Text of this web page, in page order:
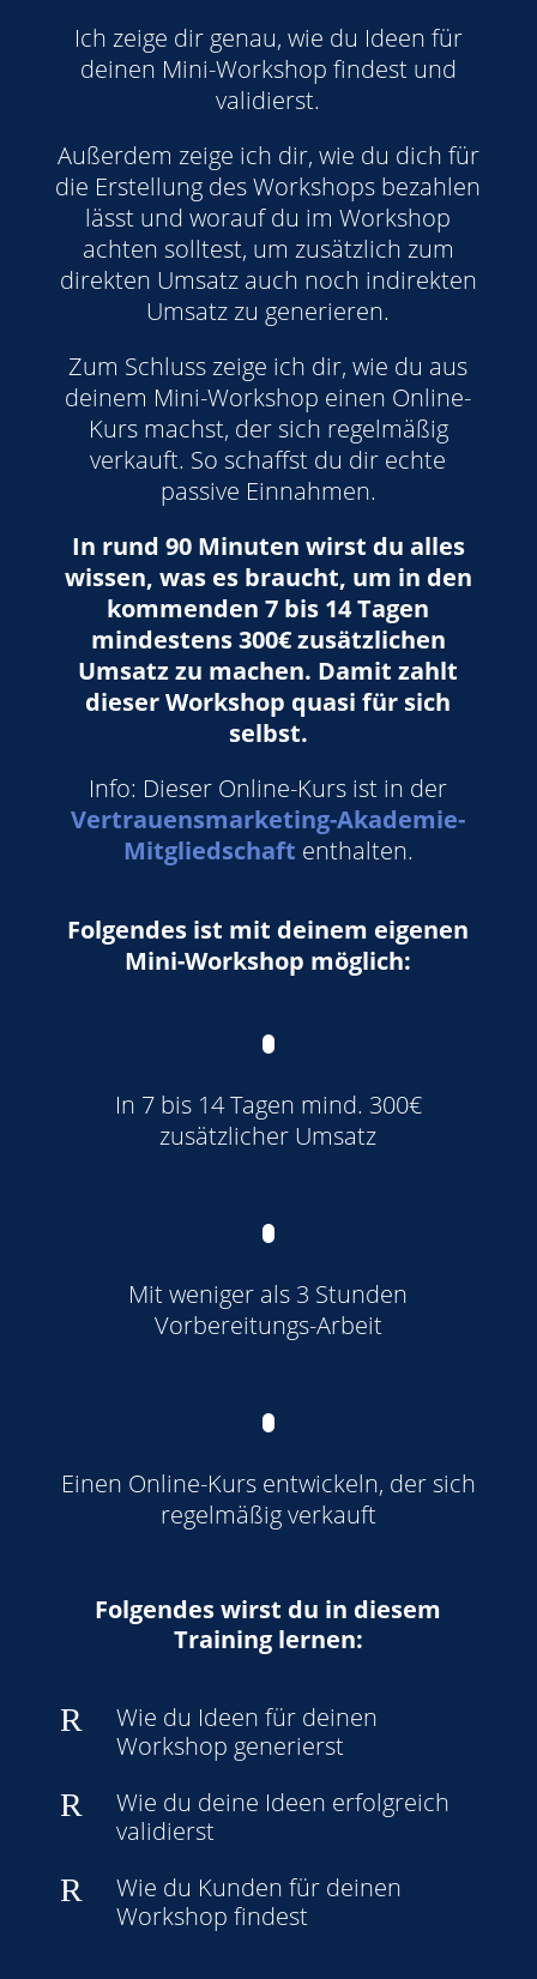
Ich zeige dir genau, wie du Ideen für
deinen Mini-Workshop findest und
validierst.
Außerdem zeige ich dir, wie du dich für
die Erstellung des Workshops bezahlen
lässt und worauf du im Workshop
achten solltest, um zusätzlich zum
direkten Umsatz auch noch indirekten
Umsatz zu generieren.
Zum Schluss zeige ich dir, wie du aus
deinem Mini-Workshop einen Online-
Kurs machst, der sich regelmäßig
verkauft. So schaffst du dir echte
passive Einnahmen.
In rund 90 Minuten wirst du alles
wissen, was es braucht, um in den
kommenden 7 bis 14 Tagen
mindestens 300€ zusätzlichen
Umsatz zu machen. Damit zahlt
dieser Workshop quasi für sich
selbst.
Info: Dieser Online-Kurs ist in der
Vertrauensmarketing-Akademie-
Mitgliedschaft enthalten.
Folgendes ist mit deinem eigenen
Mini-Workshop möglich:
In 7 bis 14 Tagen mind. 300€
zusätzlicher Umsatz
Mit weniger als 3 Stunden
Vorbereitungs-Arbeit
Einen Online-Kurs entwickeln, der sich
regelmäßig verkauft
Folgendes wirst du in diesem
Training lernen:
R
Wie du Ideen für deinen
Workshop generierst
R
Wie du deine Ideen erfolgreich
validierst
R
Wie du Kunden für deinen
Workshop findest